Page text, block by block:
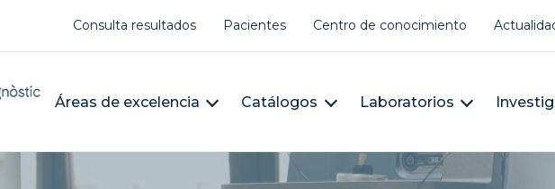
User account menu
Consulta resultados Pacientes Centro de conocimiento
Main navigation
Áreas de excelencia Catálogos Laboratorios